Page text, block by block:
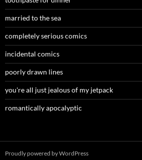
married to the sea
completely serious comics
incidental comics
poorly drawn lines
you're all just jealous of my jetpack
romantically apocalyptic
Proudly powered by WordPress